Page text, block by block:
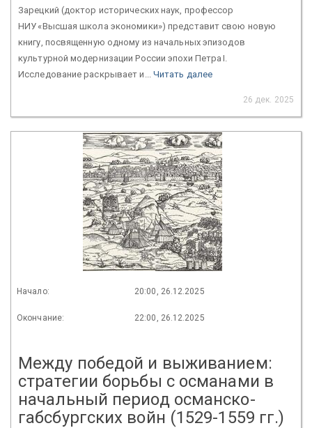
Зарецкий (доктор исторических наук, профессор
НИУ «Высшая школа экономики») представит свою новую
книгу, посвященную одному из начальных эпизодов
культурной модернизации России эпохи Петра I.
Исследование раскрывает и... Читать далее
26 дек. 2025
Начало: 20:00, 26.12.2025
Окончание: 22:00, 26.12.2025
Между победой и выживанием:
стратегии борьбы с османами в
начальный период османско-
габсбургских войн (1529-1559 гг.)